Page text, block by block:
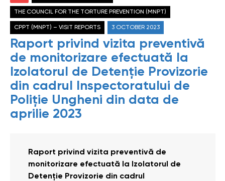
THE COUNCIL FOR THE TORTURE PREVENTION (MNPT)
CPPT (MNPT) – VISIT REPORTS 3 OCTOBER 2023
Raport privind vizita preventivă
de monitorizare efectuată la
Izolatorul de Detenție Provizorie
din cadrul Inspectoratului de
Poliție Ungheni din data de
aprilie 2023
Raport privind vizita preventivă de
monitorizare efectuată la Izolatorul de
Detenție Provizorie din cadrul